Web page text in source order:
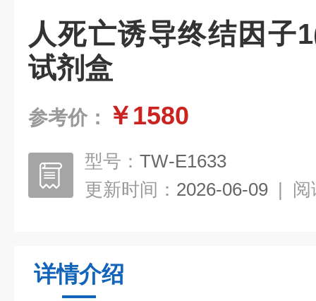
人死亡诱导终结因子
试剂盒
参考价： ￥1580
型号： TW-E1633
更新时间： 2026-06-09 | 阅
详情介绍